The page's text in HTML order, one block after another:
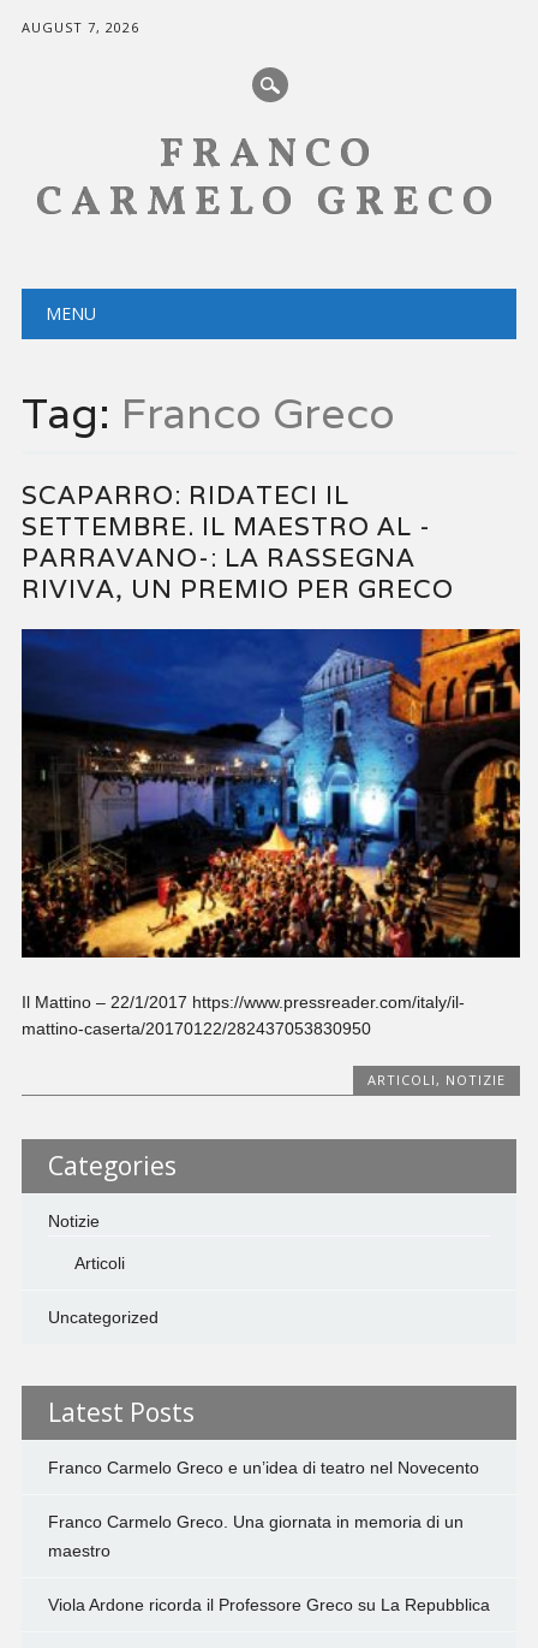
AUGUST 7, 2026
FRANCO
CARMELO GRECO
Main menu
MENU
Tag: Franco Greco
SCAPARRO: RIDATECI IL
SETTEMBRE. IL MAESTRO AL -
PARRAVANO-: LA RASSEGNA
RIVIVA, UN PREMIO PER GRECO
Il Mattino – 22/1/2017 https://www.pressreader.com/italy/il-
mattino-caserta/20170122/282437053830950
ARTICOLI, NOTIZIE
Categories
Notizie
Articoli
Uncategorized
Latest Posts
Franco Carmelo Greco e un’idea di teatro nel Novecento
Franco Carmelo Greco. Una giornata in memoria di un
maestro
Viola Ardone ricorda il Professore Greco su La Repubblica